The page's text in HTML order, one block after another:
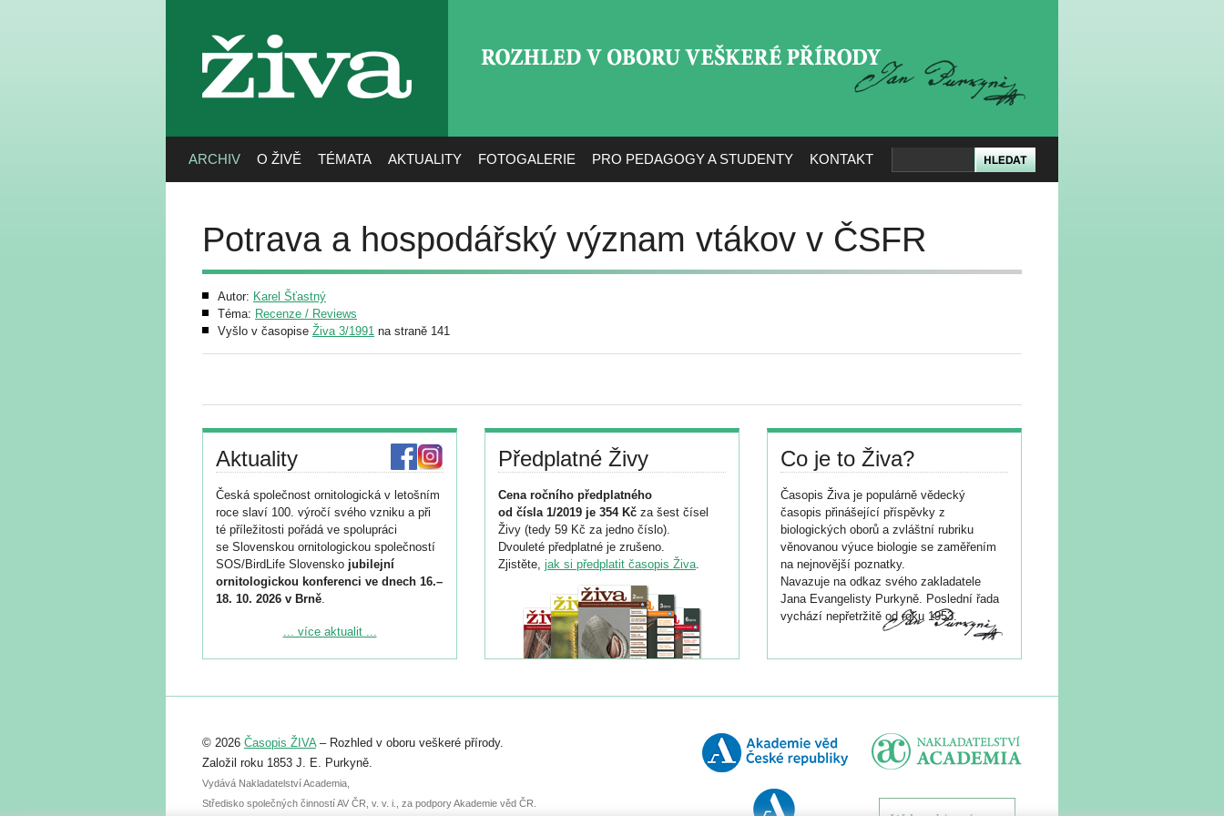
živa
ARCHIV O ŽIVĚ TÉMATA AKTUALITY FOTOGALERIE PRO PEDAGOGY A STUDENTY KONTAKT
Potrava a hospodářský význam vtákov v ČSFR
Autor: Karel Šťastný
Téma: Recenze / Reviews
Vyšlo v časopise Živa 3/1991 na straně 141
Aktuality
Česká společnost ornitologická v letošním
roce slaví 100. výročí svého vzniku a při
té příležitosti pořádá ve spolupráci
se Slovenskou ornitologickou společností
SOS/BirdLife Slovensko jubilejní
ornitologickou konferenci ve dnech 16.–
18. 10. 2026 v Brně.
Podrobnější informace ke konferenci
Registrovat se můžete do 6. září.
abstraktu přihlášené přednášky nebo
posteru je už 30. června.
... více aktualit ...
Předplatné Živy
Cena ročního předplatného
od čísla 1/2019 je 354 Kč za šest čísel
Živy (tedy 59 Kč za jedno číslo).
Dvouleté předplatné je zrušeno.
Zjistěte, jak si předplatit časopis Živa.
Co je to Živa?
Časopis Živa je populárně vědecký
časopis přinášející příspěvky z
biologických oborů a zvláštní rubriku
věnovanou výuce biologie se zaměřením
na nejnovější poznatky.
Navazuje na odkaz svého zakladatele
Jana Evangelisty Purkyně. Poslední řada
vychází nepřetržitě od roku 1953.
© 2026 Časopis ŽIVA– Rozhled v oboru veškeré přírody.
Založil roku 1853 J. E. Purkyně.
Vydává Nakladatelství Academia,
Středisko společných činností AV ČR, v. v. i., za podpory Akademie věd ČR.